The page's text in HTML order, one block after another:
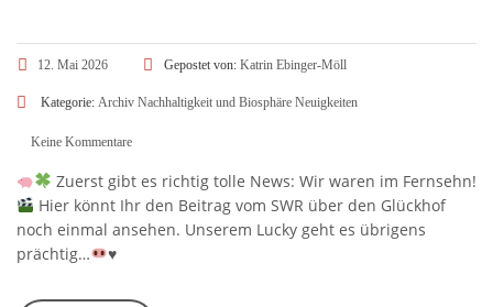
12. Mai 2026 Gepostet von: Katrin Ebinger-Möll
Kategorie: Archiv Nachhaltigkeit und Biosphäre Neuigkeiten
Keine Kommentare
Zuerst gibt es richtig tolle News: Wir waren im Fernsehn!
Hier könnt Ihr den Beitrag vom SWR über den Glückhof
noch einmal ansehen. Unserem Lucky geht es übrigens
prächtig…
♥️